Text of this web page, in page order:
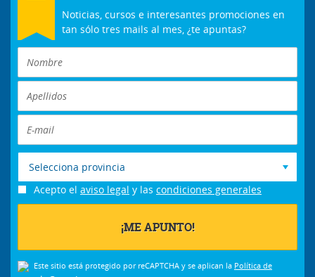
Noticias, cursos e interesantes promociones en
tan sólo tres mails al mes, ¿te apuntas?
Selecciona provincia
Acepto el aviso legal y las condiciones generales
Este sitio está protegido por reCAPTCHA y se aplican la Política de